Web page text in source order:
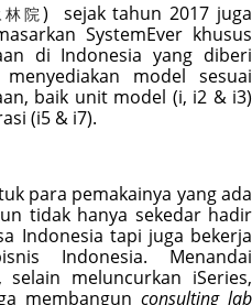
林院)  sejak tahun 2017 juga
SystemEver khusus
di Indonesia yang diberi
model sesuai
baik unit model (i, i2 & i3)
(i5 & i7).
para pemakainya yang ada
tidak hanya sekedar hadir
Indonesia tapi juga bekerja
Indonesia. Menandai
selain meluncurkan iSeries,
membangun consulting lab